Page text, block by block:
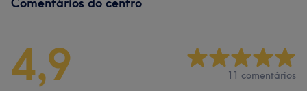
4,9 11 comentários